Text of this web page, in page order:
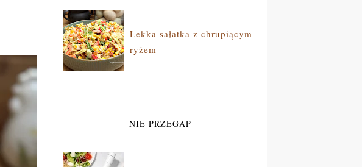
Lekka sałatka z chrupiącym
ryżem
NIE PRZEGAP